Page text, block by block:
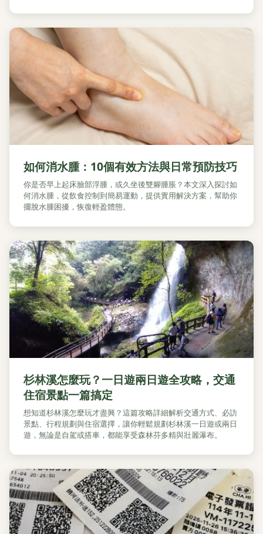
如何消水腫：10個有效方法與日常預防技巧
你是否早上起床臉部浮腫，或久坐後雙腳腫脹？本文深入探討如
何消水腫，從飲食控制到簡易運動，提供實用解決方案，幫助你
擺脫水腫困擾，恢復輕盈體態。
杉林溪怎麼玩？一日遊兩日遊全攻略，交通
住宿景點一篇搞定
想知道杉林溪怎麼玩才盡興？這篇攻略詳細解析交通方式、必訪
景點、行程規劃與住宿選擇，讓你輕鬆規劃杉林溪一日遊或兩日
遊，無論是自駕或搭車，都能享受森林芬多精與壯麗瀑布。